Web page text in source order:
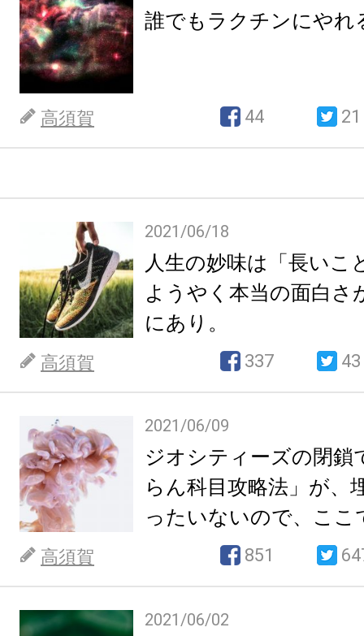
誰でもラクチンにやれ
高須賀 44 21
2021/06/18
人生の妙味は「長いこ
ようやく本当の面白さ
にあり。
高須賀 337 43
2021/06/09
ジオシティーズの閉鎖
らん科目攻略法」が、
ったいないので、ここ
高須賀 851
2021/06/02